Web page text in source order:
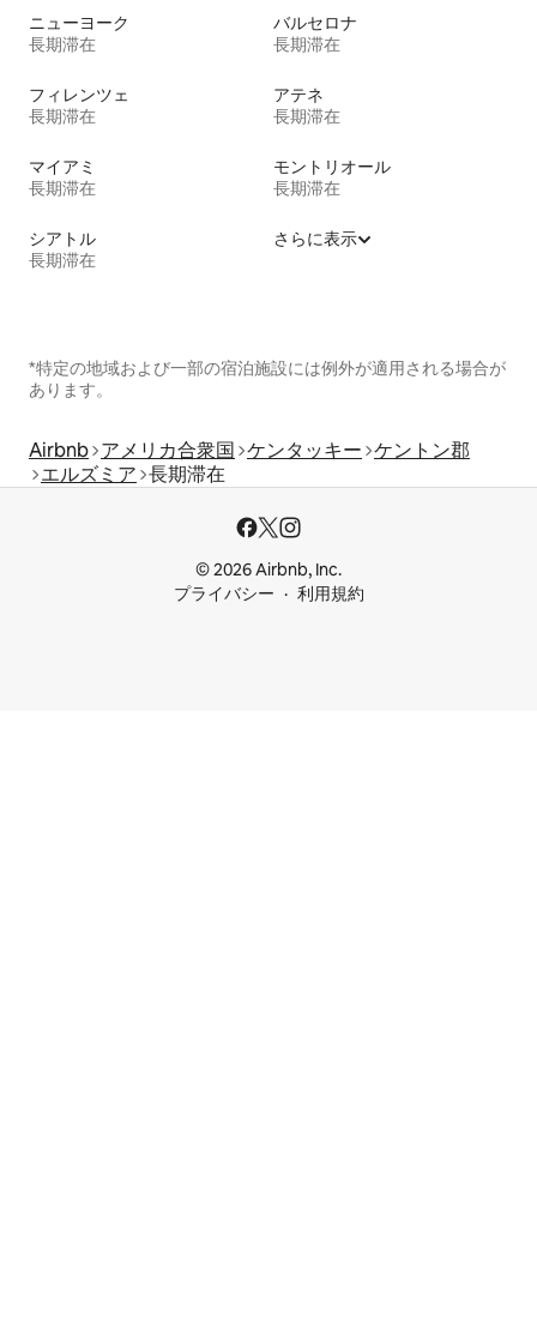
ニューヨーク
長期滞在
バルセロナ
長期滞在
フィレンツェ
長期滞在
アテネ
長期滞在
マイアミ
長期滞在
モントリオール
長期滞在
シアトル
長期滞在
さらに表示
*特定の地域および一部の宿泊施設には例外が適用される場合が
あります。
Airbnb アメリカ合衆国 ケンタッキー ケントン郡
エルズミア 長期滞在
© 2026 Airbnb, Inc.
プライバシー
利用規約